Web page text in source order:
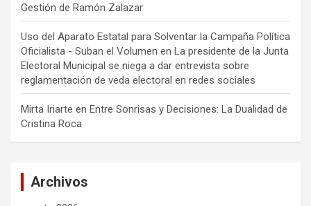
Gestión de Ramón Zalazar
Uso del Aparato Estatal para Solventar la Campaña Política
Oficialista - Suban el Volumen en La presidente de la Junta
Electoral Municipal se niega a dar entrevista sobre
reglamentación de veda electoral en redes sociales
Mirta Iriarte en Entre Sonrisas y Decisiones: La Dualidad de
Cristina Roca
Archivos